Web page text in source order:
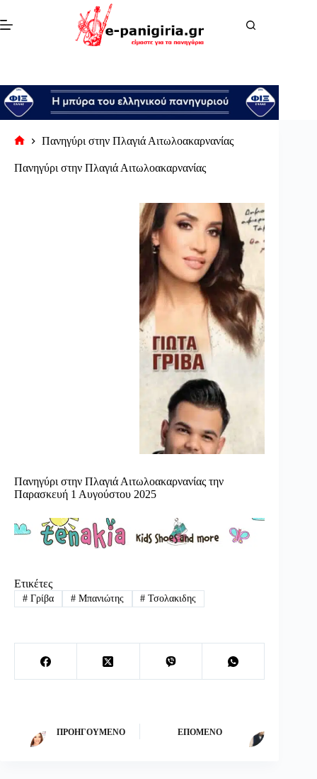
στο
περιεχόμενο
σελίδα
Πανηγύρι στην Πλαγιά Αιτωλοακαρνανίας
Πανηγύρι στην Πλαγιά Αιτωλοακαρνανίας
Πανηγύρι στην Πλαγιά Αιτωλοακαρνανίας την
Παρασκευή 1 Αυγούστου 2025
Ετικέτες
#Γρίβα #Μπανιώτης # Τσολακιδης
ΠΡΟΗΓΟΎΜΕΝΟ ΕΠΌΜΕΝΟ